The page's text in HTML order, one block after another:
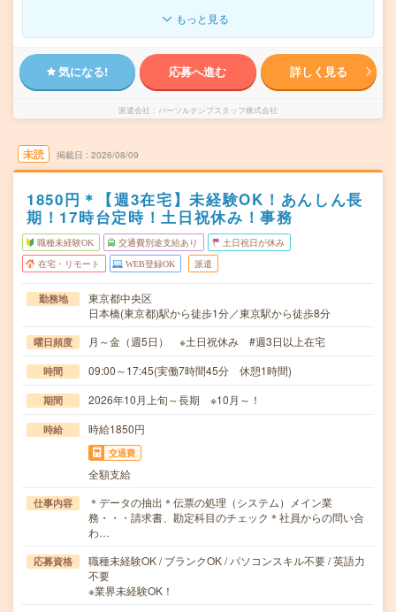
もっと見る
気になる! 応募へ進む 詳しく見る
派遣会社 パーソルテンプスタッフ株式会社
未読 掲載日 2026/08/09
1850円＊【週3在宅】未経験OK！あんしん長
期！17時台定時！土日祝休み！事務
職種未経験OK 交通費別途支給あり 土日祝日が休み
在宅・リモート WEB登録OK 派遣
勤務地
東京都中央区
日本橋(東京都)駅から徒歩1分／東京駅から徒歩8分
曜日頻度 月～金（週5日） ※土日祝休み #週3日以上在宅
時間 09:00～17:45(実働7時間45分 休憩1時間)
期間 2026年10月上旬～長期 ※10月～！
時給 時給1850円
交通費
全額支給
仕事内容
＊データの抽出＊伝票の処理（システム）メイン業
務・・・請求書、勘定科目のチェック＊社員からの問い合
わ…
応募資格
職種未経験OK / ブランクOK / パソコンスキル不要 / 英語力
不要
※業界未経験OK！